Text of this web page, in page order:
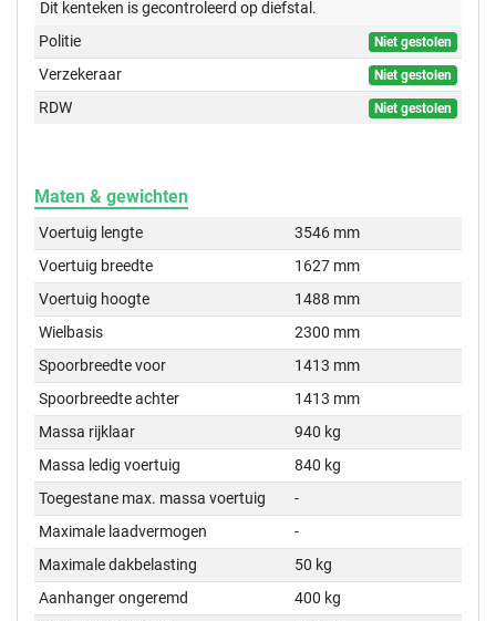
Dit kenteken is gecontroleerd opdiefstal.
Politie
Niet gestolen
Verzekeraar Niet gestolen
RDW Niet gestolen
Maten & gewichten
Voertuig lengte
3546 mm
Voertuig breedte
1627 mm
Voertuig hoogte
1488 mm
Wielbasis
2300 mm
Spoorbreedte voor
1413 mm
Spoorbreedte achter
1413 mm
Massa rijklaar
940 kg
Massa ledig voertuig
840 kg
Toegestane max. massa voertuig
-
Maximale laadvermogen
-
Maximale dakbelasting
50 kg
Aanhanger ongeremd
400 kg